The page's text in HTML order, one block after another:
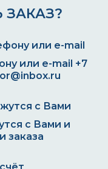
или e-mail +7
с Вами и
заказа